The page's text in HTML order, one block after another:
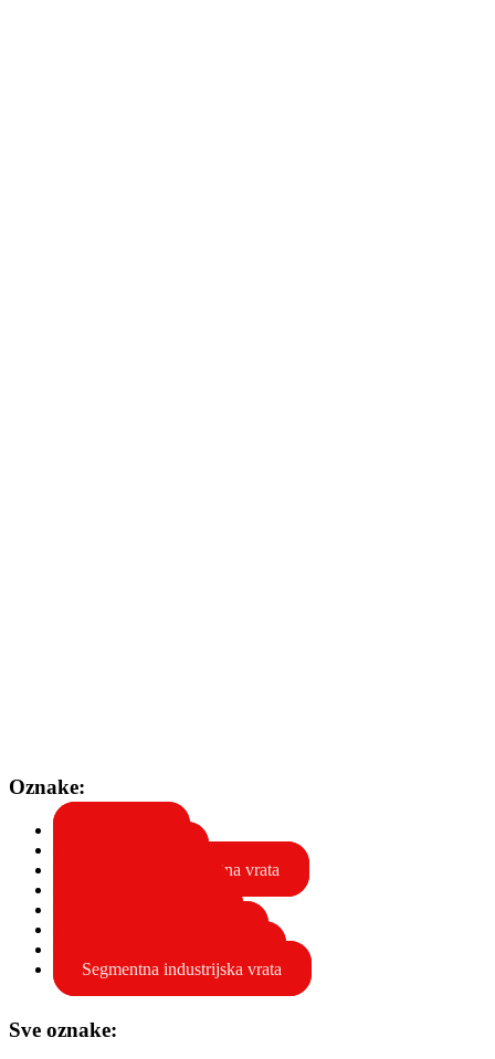
Oznake:
Industrijska segmentna vrata
Segmentna industrijska vrata
Sve oznake: